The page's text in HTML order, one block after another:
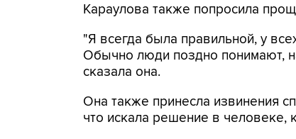
Караулова также попросила
"Я всегда была правильной, у
Обычно люди поздно понимают,
сказала она.
Она также принесла извинения
что искала решение в человеке,